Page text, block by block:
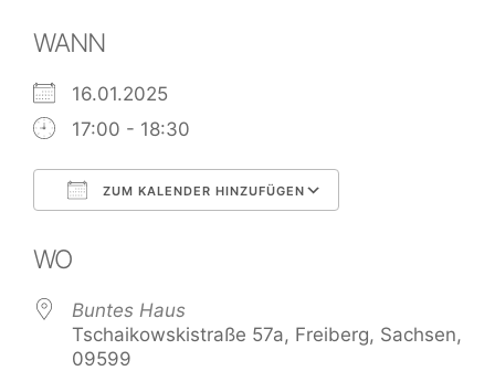
WANN
16.01.2025
17:00 - 18:30
ZUM KALENDER HINZUFÜGEN
WO
Buntes Haus
Tschaikowskistraße 57a, Freiberg, Sachsen,
09599